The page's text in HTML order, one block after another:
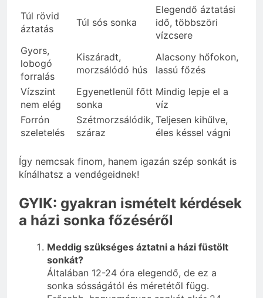
Túl rövid
áztatás
Túl sós sonka
Elegendő áztatási
idő, többszöri
vízcsere
Gyors,
lobogó
forralás
Kiszáradt,
morzsálódó hús
Alacsony hőfokon,
lassú főzés
Vízszint
nem elég
Egyenetlenül főtt
sonka
Mindig lepje el a
víz
Forrón
szeletelés
Szétmorzsálódik,
száraz
Teljesen kihűlve,
éles késsel vágni
Így nemcsak finom, hanem igazán szép sonkát is
kínálhatsz a vendégeidnek!
GYIK: gyakran ismételt kérdések
a házi sonka főzéséről
Meddig szükséges áztatni a házi füstölt
sonkát?
Általában 12-24 óra elegendő, de ez a
sonka sósságától és méretétől függ.